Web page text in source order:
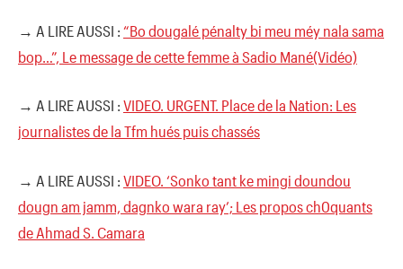
→ A LIRE AUSSI : “Bo dougalé pénalty bi meu méy nala sama
bop…”, Le message de cette femme à Sadio Mané(Vidéo)
→ A LIRE AUSSI : VIDEO. URGENT. Place de la Nation: Les
journalistes de la Tfm hués puis chassés
→ A LIRE AUSSI : VIDEO. ‘Sonko tant ke mingi doundou
dougn am jamm, dagnko wara ray’; Les propos ch0quants
de Ahmad S. Camara